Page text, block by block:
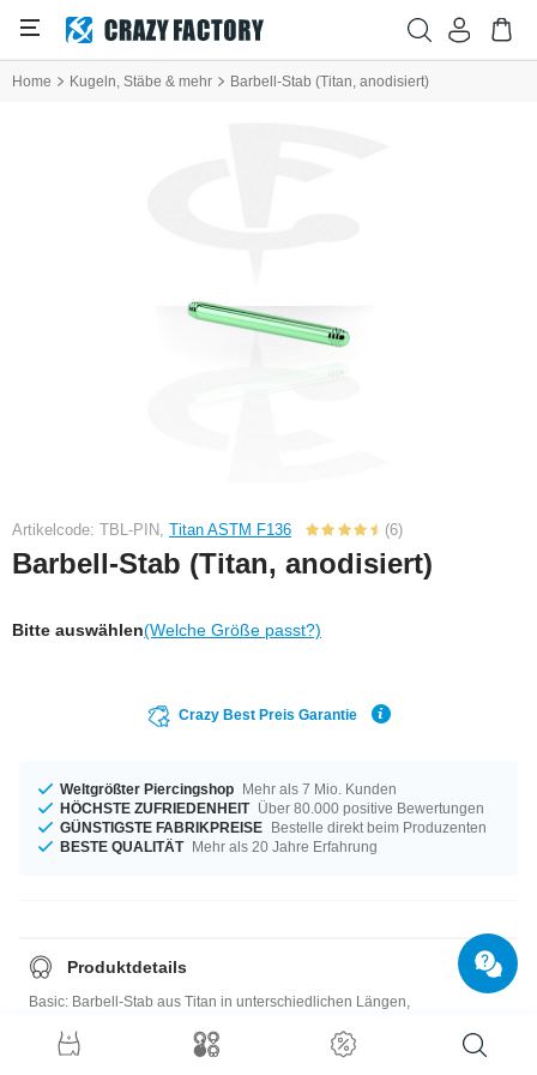
Home Kugeln, Stäbe & mehr Barbell-Stab (Titan, anodisiert)
Artikelcode: TBL-PIN, Titan ASTM F136 (6)
Barbell-Stab (Titan, anodisiert)
Bitte auswählen(Welche Größe passt?)
Crazy Best Preis Garantie
Weltgrößter Piercingshop Mehr als 7 Mio. Kunden
HÖCHSTE ZUFRIEDENHEIT Über 80.000 positive Bewertungen
GÜNSTIGSTE FABRIKPREISE Bestelle direkt beim Produzenten
BESTE QUALITÄT Mehr als 20 Jahre Erfahrung
Produktdetails
Basic: Barbell-Stab aus Titan in unterschiedlichen Längen,